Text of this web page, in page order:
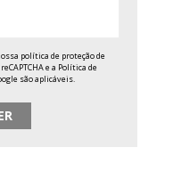
política de proteção de
e a Política de
são aplicáveis.